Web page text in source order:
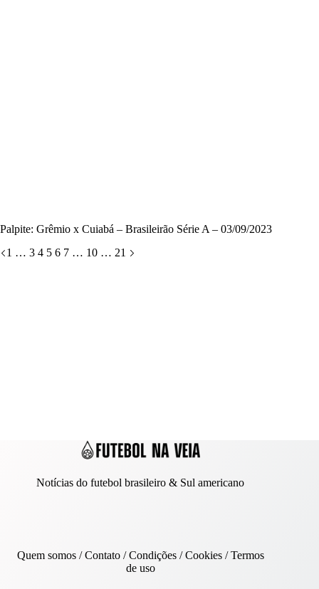
Palpite: Grêmio x Cuiabá – Brasileirão Série A – 03/09/2023
1 … 3 4 5 6 7 … 10 … 21
Notícias do futebol brasileiro & Sul americano
Quem somos/Contato/ Condições /Cookies/Termos
de uso